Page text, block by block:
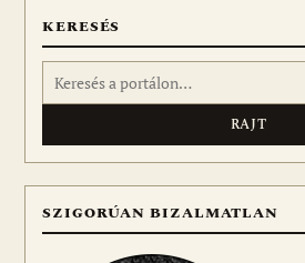
KERESÉS
Keresés:
SZIGORÚAN BIZALMATLAN